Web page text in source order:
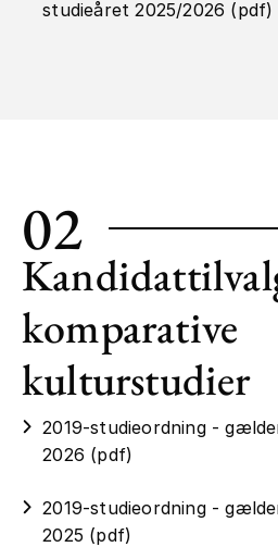
studieåret 2025/2026 (pdf)
02
komparative
kulturstudier
2019-studieordning -
2026 (pdf)
2019-studieordning -
2025 (pdf)